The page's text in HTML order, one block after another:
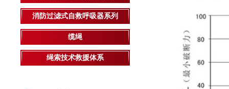
消防过滤式自救呼吸器系列
缆绳
绳索技术救援体系